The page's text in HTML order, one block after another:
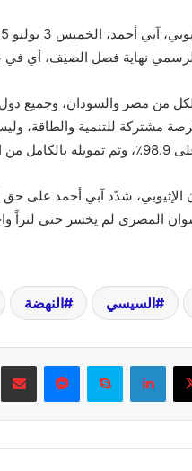
الرسمي نهاية فصل الصيف، أي في
من مصر والسودان، وجميع
مشتركة للتنمية والطاقة،
خارجية .
الإثيوبي، شدّد آبي أحمد على
المصري لم يخسر حتى لتراً
السيسي النهضة
X لينكدإن سكايب ماسنجر